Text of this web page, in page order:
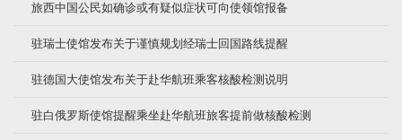
旅西中国公民如确诊或有疑似症状可向使领馆报备
驻瑞士使馆发布关于谨慎规划经瑞士回国路线提醒
驻德国大使馆发布关于赴华航班乘客核酸检测说明
驻白俄罗斯使馆提醒乘坐赴华航班旅客提前做核酸检测